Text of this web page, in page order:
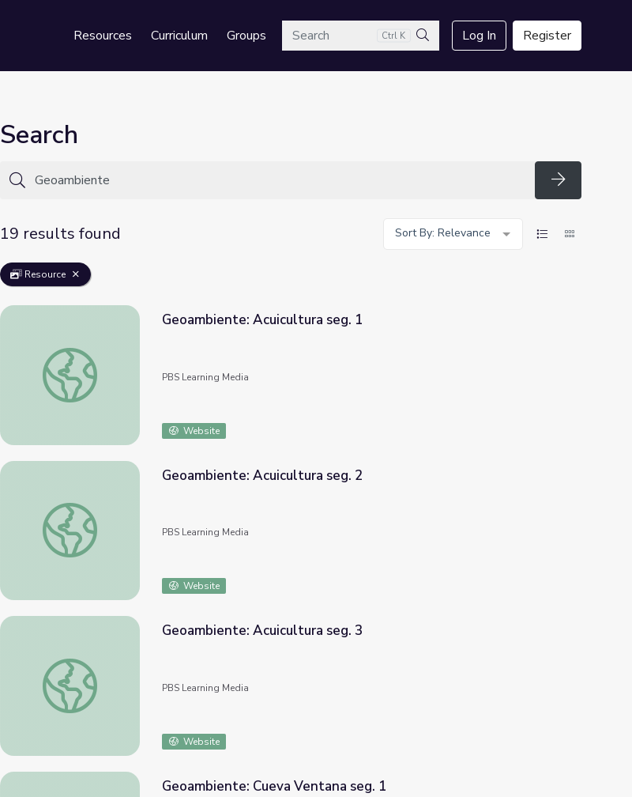
Resources Curriculum GroupsSearch Ctrl K
Search
Log In Register
Search
Search
19 results found
Sort By: Relevance
Resource
Geoambiente: Acuicultura seg. 1
Geoambiente: Acuicultura seg. 1
PBS Learning Media
Website
Geoambiente: Acuicultura seg. 2
Geoambiente: Acuicultura seg. 2
PBS Learning Media
Website
Geoambiente: Acuicultura seg. 3
Geoambiente: Acuicultura seg. 3
PBS Learning Media
Website
Geoambiente: Cueva Ventana seg. 1